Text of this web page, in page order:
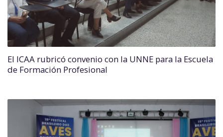
El ICAA rubricó convenio con la UNNE para la Escuela
de Formación Profesional